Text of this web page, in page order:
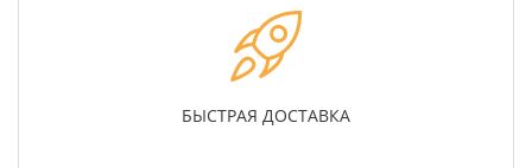
БЫСТРАЯ ДОСТАВКА